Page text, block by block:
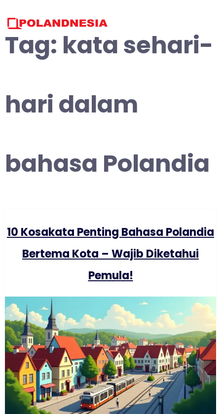
content
Tag: kata sehari-
hari dalam
bahasa Polandia
10 Kosakata Penting Bahasa Polandia
Bertema Kota – Wajib Diketahui
Pemula!